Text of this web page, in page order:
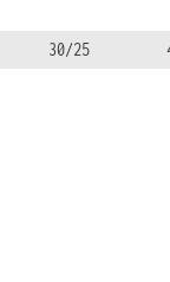
30/25